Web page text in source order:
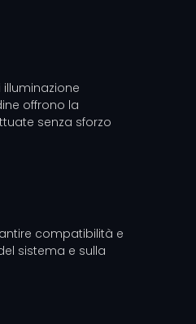
offrono la
senza sforzo
compatibilità e
sistema e sulla